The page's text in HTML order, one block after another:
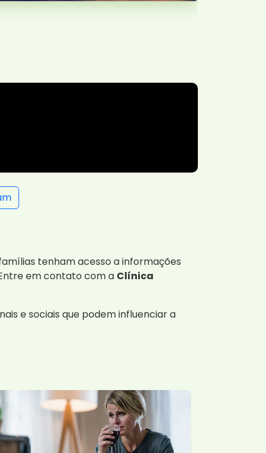
tenham acesso a informações
em contato com a Clínica
e sociais que podem influenciar a